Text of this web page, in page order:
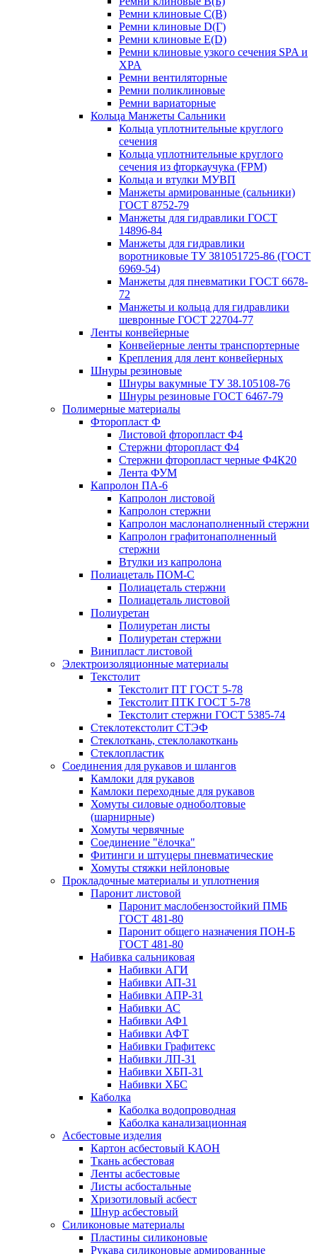
Ремни клиновые C(В)
Ремни клиновые D(Г)
Ремни клиновые Е(D)
Ремни клиновые узкого сечения SPA и
XPA
Ремни вентиляторные
Ремни поликлиновые
Ремни вариаторные
Кольца Манжеты Сальники
Кольца уплотнительные круглого
сечения
Кольца уплотнительные круглого
сечения из фторкаучука (FPM)
Кольца и втулки МУВП
Манжеты армированные (сальники)
ГОСТ 8752-79
Манжеты для гидравлики ГОСТ
14896-84
Манжеты для гидравлики
воротниковые ТУ 381051725-86 (ГОСТ
6969-54)
Манжеты для пневматики ГОСТ 6678-
72
Манжеты и кольца для гидравлики
шевронные ГОСТ 22704-77
Ленты конвейерные
Конвейерные ленты транспортерные
Крепления для лент конвейерных
Шнуры резиновые
Шнуры вакумные ТУ 38.105108-76
Шнуры резиновые ГОСТ 6467-79
Полимерные материалы
Фторопласт Ф
Листовой фторопласт Ф4
Стержни фторопласт Ф4
Стержни фторопласт черные Ф4К20
Лента ФУМ
Капролон ПА-6
Капролон листовой
Капролон стержни
Капролон маслонаполненный стержни
Капролон графитонаполненный
стержни
Втулки из капролона
Полиацеталь ПОМ-С
Полиацеталь стержни
Полиацеталь листовой
Полиуретан
Полиуретан листы
Полиуретан стержни
Винипласт листовой
Электроизоляционные материалы
Текстолит
Текстолит ПТ ГОСТ 5-78
Текстолит ПТК ГОСТ 5-78
Текстолит стержни ГОСТ 5385-74
Стеклотекстолит СТЭФ
Стеклоткань, стеклолакоткань
Стеклопластик
Соединения для рукавов и шлангов
Камлоки для рукавов
Камлоки переходные для рукавов
Хомуты силовые одноболтовые
(шарнирные)
Хомуты червячные
Соединение "ёлочка"
Фитинги и штуцеры пневматические
Хомуты стяжки нейлоновые
Прокладочные материалы и уплотнения
Паронит листовой
Паронит маслобензостойкий ПМБ
ГОСТ 481-80
Паронит общего назначения ПОН-Б
ГОСТ 481-80
Набивка сальниковая
Набивки АГИ
Набивки АП-31
Набивки АПР-31
Набивки АС
Набивки АФ1
Набивки АФТ
Набивки Графитекс
Набивки ЛП-31
Набивки ХБП-31
Набивки ХБС
Каболка
Каболка водопроводная
Каболка канализационная
Асбестовые изделия
Картон асбестовый КАОН
Ткань асбестовая
Ленты асбестовые
Листы асбостальные
Хризотиловый асбеcт
Шнур асбестовый
Силиконовые материалы
Пластины силиконовые
Рукава силиконовые армированные